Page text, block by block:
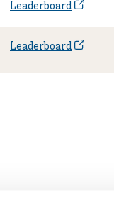
Leaderboard
Leaderboard